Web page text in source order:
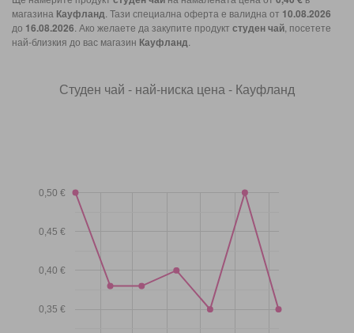
магазина Кауфланд . Тази специална оферта е валидна от 10.08.2026
до 16.08.2026 . Ако желаете да закупите продукт студен чай , посетете
най-близкия до вас магазин Кауфланд
Студен чай - най-ниска цена - Кауфланд
0,35 €
0,40 €
0,45 €
0,50 €